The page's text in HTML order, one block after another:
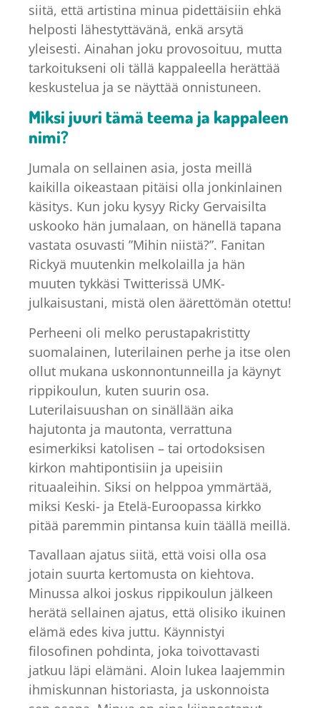
siitä, että artistina minua pidettäisiin ehkä
helposti lähestyttävänä, enkä arsytä
yleisesti. Ainahan joku provosoituu, mutta
tarkoitukseni oli tällä kappaleella herättää
keskustelua ja se näyttää onnistuneen.
Miksi juuri tämä teema ja kappaleen
nimi?
Jumala on sellainen asia, josta meillä
kaikilla oikeastaan pitäisi olla jonkinlainen
käsitys. Kun joku kysyy Ricky Gervaisilta
uskooko hän jumalaan, on hänellä tapana
vastata osuvasti ”Mihin niistä?”. Fanitan
Rickyä muutenkin melkolailla ja hän
muuten tykkäsi Twitterissä UMK-
julkaisustani, mistä olen äärettömän otettu!
Perheeni oli melko perustapakristitty
suomalainen, luterilainen perhe ja itse olen
ollut mukana uskonnontunneilla ja käynyt
rippikoulun, kuten suurin osa.
Luterilaisuushan on sinällään aika
hajutonta ja mautonta, verrattuna
esimerkiksi katolisen – tai ortodoksisen
kirkon mahtipontisiin ja upeisiin
rituaaleihin. Siksi on helppoa ymmärtää,
miksi Keski- ja Etelä-Euroopassa kirkko
pitää paremmin pintansa kuin täällä meillä.
Tavallaan ajatus siitä, että voisi olla osa
jotain suurta kertomusta on kiehtova.
Minussa alkoi joskus rippikoulun jälkeen
herätä sellainen ajatus, että olisiko ikuinen
elämä edes kiva juttu. Käynnistyi
filosofinen pohdinta, joka toivottavasti
jatkuu läpi elämäni. Aloin lukea laajemmin
ihmiskunnan historiasta, ja uskonnoista